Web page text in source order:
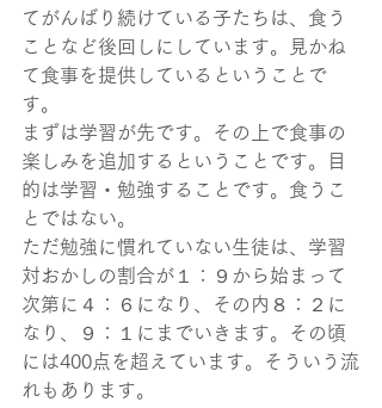
てがんばり続けている子たちは、食う
ことなど後回しにしています。見かね
て食事を提供しているということで
す。
まずは学習が先です。その上で食事の
楽しみを追加するということです。目
的は学習・勉強することです。食うこ
とではない。
ただ勉強に慣れていない生徒は、学習
対おかしの割合が１：９から始まって
次第に４：６になり、その内８：２に
なり、９：１にまでいきます。その頃
には400点を超えています。そういう流
れもあります。